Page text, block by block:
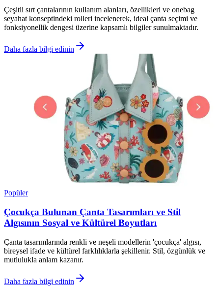
Çeşitli sırt çantalarının kullanım alanları, özellikleri ve onebag
seyahat konseptindeki rolleri incelenerek, ideal çanta seçimi ve
fonksiyonellik dengesi üzerine kapsamlı bilgiler sunulmaktadır.
Daha fazla bilgi edinin
Popüler
Çocukça Bulunan Çanta Tasarımları ve Stil
Algısının Sosyal ve Kültürel Boyutları
Çanta tasarımlarında renkli ve neşeli modellerin 'çocukça' algısı,
bireysel ifade ve kültürel farklılıklarla şekillenir. Stil, özgünlük ve
mutlulukla anlam kazanır.
Daha fazla bilgi edinin